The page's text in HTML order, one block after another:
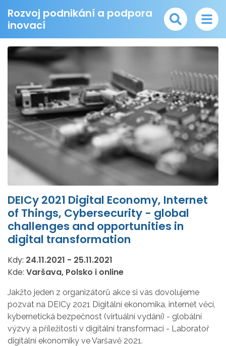
Rozvoj podnikání a podpora
inovací
DEICy 2021 Digital Economy, Internet
of Things, Cybersecurity - global
challenges and opportunities in
digital transformation
Kdy: 24.11.2021 - 25.11.2021
Kde: Varšava, Polsko i online
Jakžto jeden z organizátorů akce si vás dovolujeme
pozvat na DEICy 2021 Digitální ekonomika, internet věcí,
kybernetická bezpečnost (virtuální vydání) - globální
výzvy a příležitosti v digitální transformaci - Laboratoř
digitální ekonomiky ve Varšavě 2021.